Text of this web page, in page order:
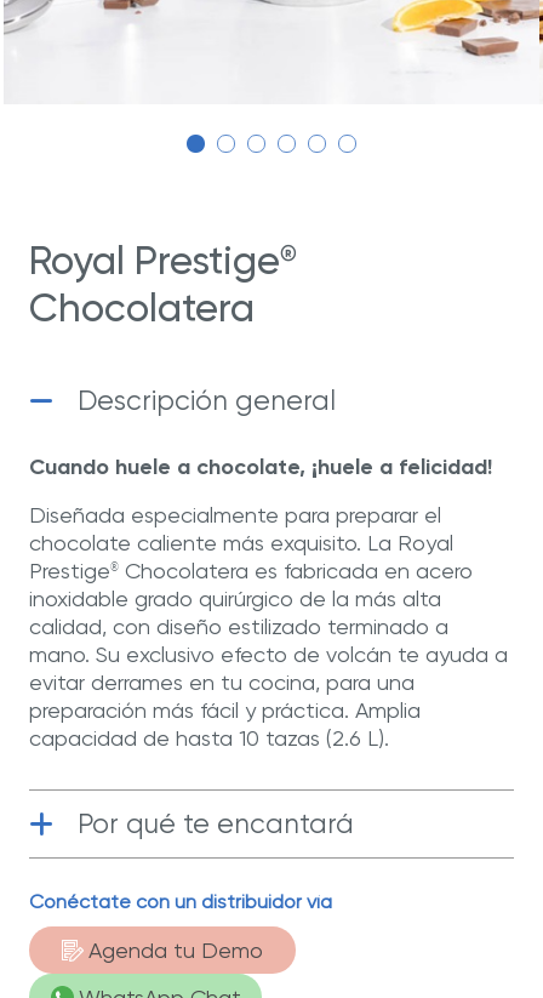
Royal Prestige®
Chocolatera
Descripción general
Cuando huele a chocolate, ¡huele a felicidad!
Diseñada especialmente para preparar el
chocolate caliente más exquisito. La Royal
Prestige® Chocolatera es fabricada en acero
inoxidable grado quirúrgico de la más alta
calidad, con diseño estilizado terminado a
mano. Su exclusivo efecto de volcán te ayuda a
evitar derrames en tu cocina, para una
preparación más fácil y práctica. Amplia
capacidad de hasta 10 tazas (2.6 L).
Por qué te encantará
Acero Inoxidable| Fabricada con
materiales de la más alta calidad.
Funcional| Cono de acero inoxidable que
Conéctate con un distribuidor vía
Agenda tu Demo